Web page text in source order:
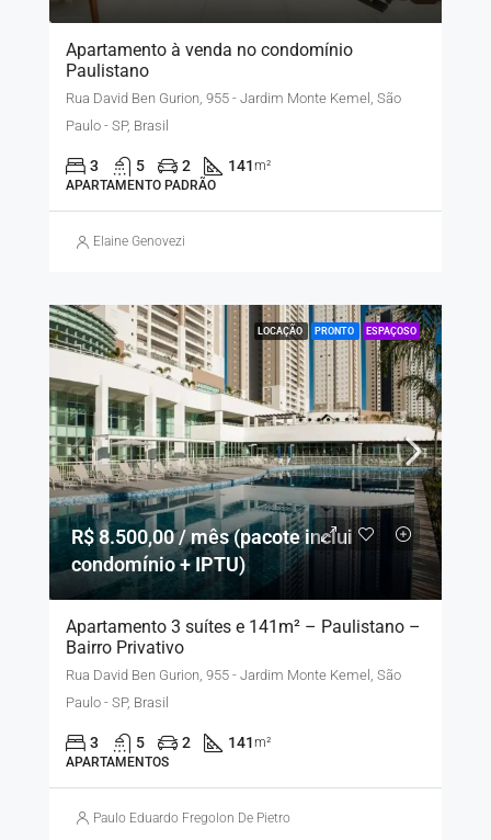
Apartamento à venda no condomínio
Paulistano
Rua David Ben Gurion, 955 - Jardim Monte Kemel, São
Paulo - SP, Brasil
3 5 2 141m²
APARTAMENTO PADRÃO
Elaine Genovezi
LOCAÇÃO PRONTO ESPAÇOSO
R$ 8.500,00 / mês (pacote inclui
condomínio + IPTU)
Apartamento 3 suítes e 141m² – Paulistano –
Bairro Privativo
Rua David Ben Gurion, 955 - Jardim Monte Kemel, São
Paulo - SP, Brasil
3 5 2 141m²
APARTAMENTOS
Paulo Eduardo Fregolon De Pietro